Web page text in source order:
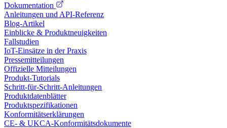
Dokumentation
Anleitungen und API-Referenz
Blog-Artikel
Einblicke & Produktneuigkeiten
Fallstudien
IoT-Einsätze in der Praxis
Pressemitteilungen
Offizielle Mitteilungen
Produkt-Tutorials
Schritt-für-Schritt-Anleitungen
Produktdatenblätter
Produktspezifikationen
Konformitätserklärungen
CE- & UKCA-Konformitätsdokumente